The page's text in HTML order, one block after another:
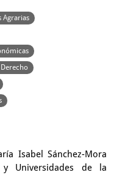
Agrarias
Isabel Sánchez-Mora
y Universidades de la